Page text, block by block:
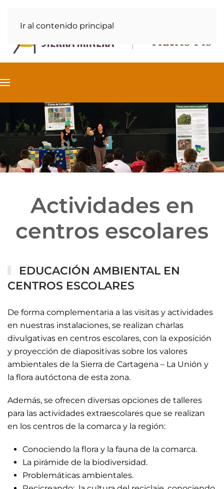
Ir al contenido principal
Actividades en
centros escolares
EDUCACIÓN AMBIENTAL EN
CENTROS ESCOLARES
De forma complementaria a las visitas y actividades
en nuestras instalaciones, se realizan charlas
divulgativas en centros escolares, con la exposición
y proyección de diapositivas sobre los valores
ambientales de la Sierra de Cartagena – La Unión y
la flora autóctona de esta zona.
Además, se ofrecen diversas opciones de talleres
para las actividades extraescolares que se realizan
en los centros de la comarca y la región:
Conociendo la flora y la fauna de la comarca.
La pirámide de la biodiversidad.
Problemáticas ambientales.